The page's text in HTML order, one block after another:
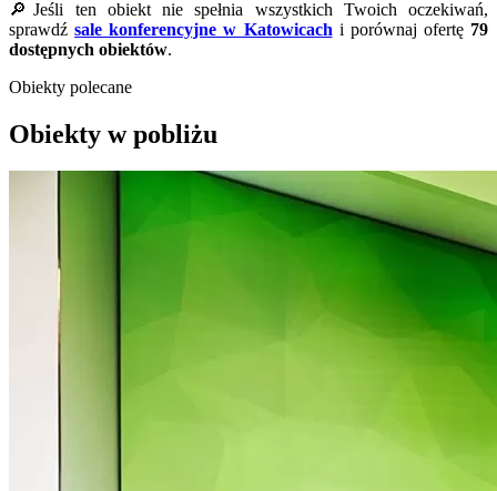
🔎Jeśli ten obiekt nie spełnia wszystkich Twoich oczekiwań,
sprawdźsale konferencyjne w Katowicach i porównaj ofertę 79
dostępnych obiektów.
Obiekty polecane
Obiekty w pobliżu